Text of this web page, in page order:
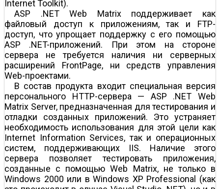
Internet Toolkit).
ASP .NET Web Matrix поддерживает как
файловый доступ к приложениям, так и FTP-
доступ, что упрощает поддержку с его помощью
ASP .NET-приложений. При этом на стороне
сервера не требуется наличия ни серверных
расширений FrontPage, ни средств управления
Web-проектами.
В состав продукта входит специальная версия
персонального HTTP-сервера — ASP .NET Web
Matrix Server, предназначенная для тестирования и
отладки созданных приложений. Это устраняет
необходимость использования для этой цели как
Internet Information Services, так и операционных
систем, поддерживающих IIS. Наличие этого
сервера позволяет тестировать приложения,
созданные с помощью Web Matrix, не только в
Windows 2000 или в Windows XP Professional (как